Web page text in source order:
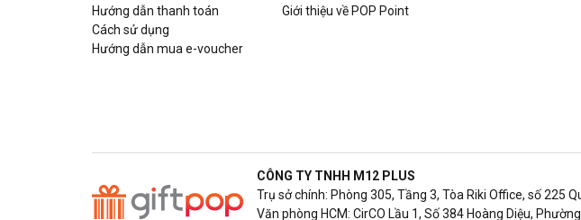
Hướng dẫn thanh toán
Cách sử dụng
Hướng dẫn mua e-voucher
Giới thiệu về POP Point
CÔNG TY TNHH M12 PLUS
Trụ sở chính: Phòng 305, Tầng 3, Tòa Riki Office, số 225
Văn phòng HCM: CirCO Lầu 1, Số 384 Hoàng Diệu,